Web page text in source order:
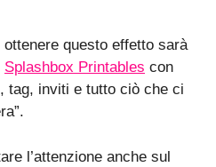
questo effetto sarà
Splashbox Printables con
tag, inviti e tutto ciò che ci
l’attenzione anche sul